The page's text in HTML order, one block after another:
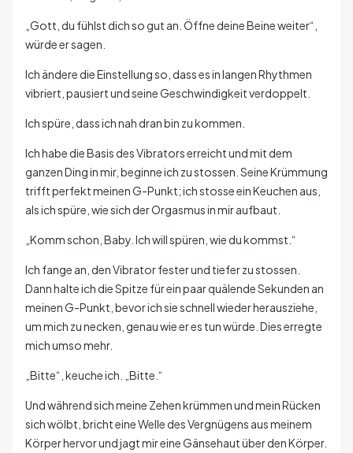
„Gott, du fühlst dich so gut an. Öffne deine Beine weiter“,
würde er sagen.
Ich ändere die Einstellung so, dass es in langen Rhythmen
vibriert, pausiert und seine Geschwindigkeit verdoppelt.
Ich spüre, dass ich nah dran bin zu kommen.
Ich habe die Basis des Vibrators erreicht und mit dem
ganzen Ding in mir, beginne ich zu stossen. Seine Krümmung
trifft perfekt meinen G-Punkt; ich stosse ein Keuchen aus,
als ich spüre, wie sich der Orgasmus in mir aufbaut.
„Komm schon, Baby. Ich will spüren, wie du kommst.“
Ich fange an, den Vibrator fester und tiefer zu stossen.
Dann halte ich die Spitze für ein paar quälende Sekunden an
meinen G-Punkt, bevor ich sie schnell wieder herausziehe,
um mich zu necken, genau wie er es tun würde. Dies erregte
mich umso mehr.
„Bitte“, keuche ich. „Bitte.“
Und während sich meine Zehen krümmen und mein Rücken
sich wölbt, bricht eine Welle des Vergnügens aus meinem
Körper hervor und jagt mir eine Gänsehaut über den Körper.